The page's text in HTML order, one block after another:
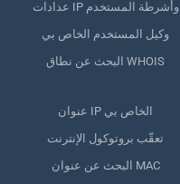
عدادات IP وأشرطة المستخدم
وكيل المستخدم الخاص بي
البحث عن نطاق WHOIS
عنوان IP الخاص بي
تعقّب بروتوكول الإنترنت
البحث عن عنوان MAC